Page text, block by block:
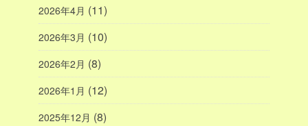
2026年4月 (11)
2026年3月 (10)
2026年2月 (8)
2026年1月 (12)
2025年12月 (8)